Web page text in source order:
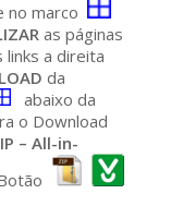
no marco
as páginas
links a direita
da
abaixo da
o Download
– All-in-